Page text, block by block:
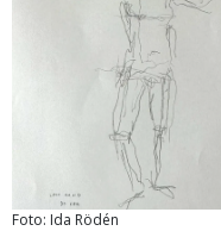
Foto: Ida Rödén